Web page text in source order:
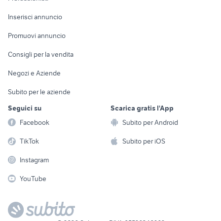
Console e
Fotografia
Telefonia
Biciclette
Inserisci annuncio
Promuovi annuncio
Consigli per la vendita
Negozi e Aziende
Subito per le aziende
Seguici su
Facebook
TikTok
Instagram
YouTube
Scarica gratis l'App
Subito per Android
Subito per iOS